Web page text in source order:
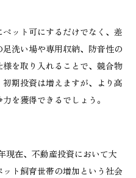
ット可にするだけでなく、差
洗い場や専用収納、防音性の
を取り入れることで、競合物
期投資は増えますが、より高
を獲得できるでしょう。
現在、不動産投資において大
ト飼育世帯の増加という社会